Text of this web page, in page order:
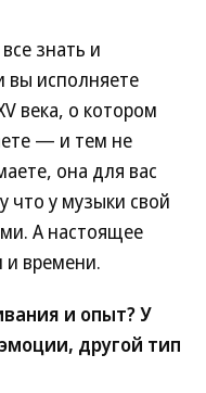
знать и
вы исполняете
века, о котором
— и тем не
она для вас
что у музыки свой
А настоящее
и времени.
и опыт? У
другой тип